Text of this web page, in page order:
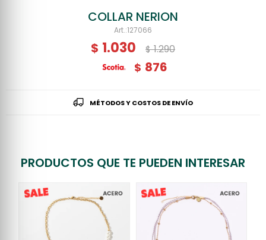
COLLAR NERION
127066
$ 1.030 $ 1.290
$ 876
MÉTODOS Y COSTOS DE ENVÍO
PRODUCTOS QUE TE PUEDEN INTERESAR